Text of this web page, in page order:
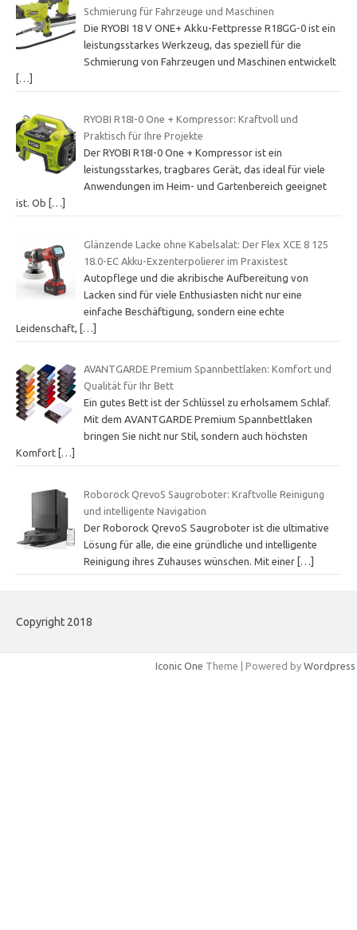
Schmierung für Fahrzeuge und Maschinen
Die RYOBI 18 V ONE+ Akku-Fettpresse R18GG-0 ist ein
leistungsstarkes Werkzeug, das speziell für die
Schmierung von Fahrzeugen und Maschinen entwickelt
[…]
RYOBI R18I-0 One + Kompressor: Kraftvoll und
Praktisch für Ihre Projekte
Der RYOBI R18I-0 One + Kompressor ist ein
leistungsstarkes, tragbares Gerät, das ideal für viele
Anwendungen im Heim- und Gartenbereich geeignet
ist. Ob
[…]
Glänzende Lacke ohne Kabelsalat: Der Flex XCE 8 125
18.0-EC Akku-Exzenterpolierer im Praxistest
Autopflege und die akribische Aufbereitung von
Lacken sind für viele Enthusiasten nicht nur eine
einfache Beschäftigung, sondern eine echte
Leidenschaft,
[…]
AVANTGARDE Premium Spannbettlaken: Komfort und
Qualität für Ihr Bett
Ein gutes Bett ist der Schlüssel zu erholsamem Schlaf.
Mit dem AVANTGARDE Premium Spannbettlaken
bringen Sie nicht nur Stil, sondern auch höchsten
Komfort […]
Roborock QrevoS Saugroboter: Kraftvolle Reinigung
und intelligente Navigation
Der Roborock QrevoS Saugroboter ist die ultimative
Lösung für alle, die eine gründliche und intelligente
Reinigung ihres Zuhauses wünschen. Mit einer […]
Copyright 2018
Iconic One Theme | Powered by Wordpress